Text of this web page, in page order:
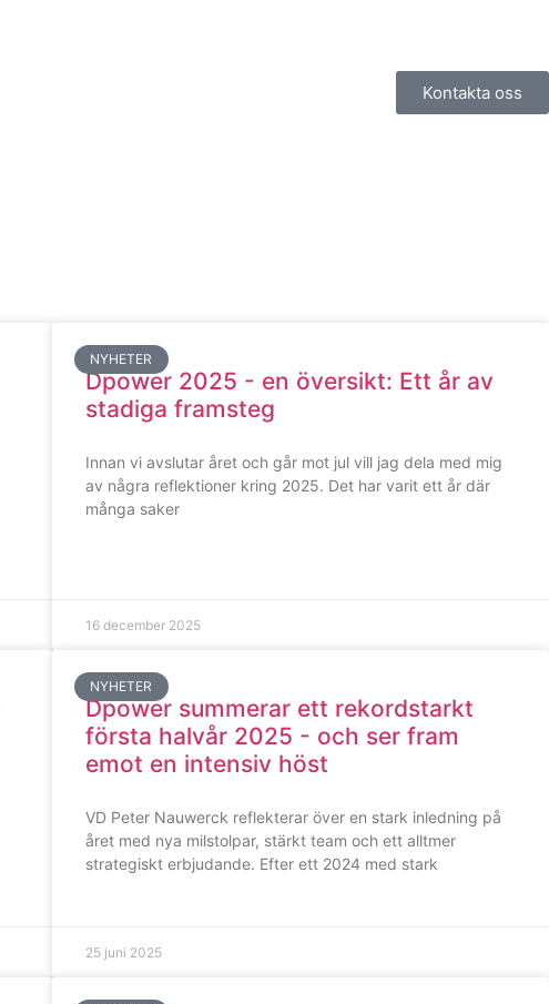
Kontakta oss
NYHETER
Dpower 2025 - en översikt: Ett år av
stadiga framsteg
Innan vi avslutar året och går mot jul vill jag dela med mig
av några reflektioner kring 2025. Det har varit ett år där
många saker
16 december 2025
NYHETER
Dpower summerar ett rekordstarkt
första halvår 2025 - och ser fram
emot en intensiv höst
VD Peter Nauwerck reflekterar över en stark inledning på
året med nya milstolpar, stärkt team och ett alltmer
strategiskt erbjudande. Efter ett 2024 med stark
25 juni 2025